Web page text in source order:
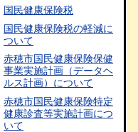
国民健康保険税
国民健康保険税の軽減に
ついて
赤穂市国民健康保険保健
事業実施計画（データヘ
ルス計画）について
赤穂市国民健康保険特定
健康診査等実施計画につ
いて